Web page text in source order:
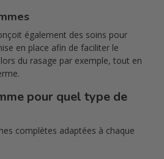
également des soins pour
en place afin de faciliter le
du rasage par exemple, tout en
pour quel type de
complètes adaptées à chaque